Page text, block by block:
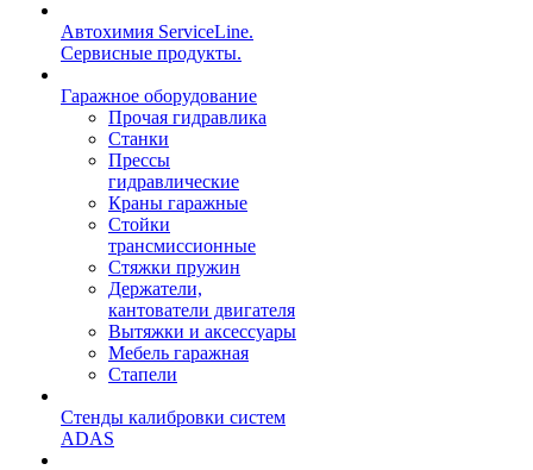
Автохимия ServiceLine.
Сервисные продукты.
Гаражное оборудование
Прочая гидравлика
Станки
Прессы
гидравлические
Краны гаражные
Стойки
трансмиссионные
Стяжки пружин
Держатели,
кантователи двигателя
Вытяжки и аксессуары
Мебель гаражная
Стапели
Стенды калибровки систем
ADAS